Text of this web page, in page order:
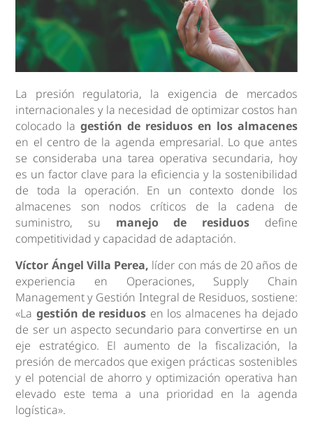
La presión regulatoria, la exigencia de mercados
internacionales y la necesidad de optimizar costos han
colocado lagestión de residuos en los almacenes
en el centro de la agenda empresarial. Lo que antes
se consideraba una tarea operativa secundaria, hoy
es un factor clave para la eficiencia y la sostenibilidad
de toda la operación. En un contexto donde los
almacenes son nodos críticos de la cadena de
suministro, su manejo de residuosdefine
competitividad y capacidad de adaptación.
Víctor Ángel Villa Perea, líder con más de 20 años de
experiencia en Operaciones, Supply Chain
Management y Gestión Integral de Residuos, sostiene:
«La gestión de residuos en los almacenes ha dejado
de ser un aspecto secundario para convertirse en un
eje estratégico. El aumento de la fiscalización, la
presión de mercados que exigen prácticas sostenibles
y el potencial de ahorro y optimización operativa han
elevado este tema a una prioridad en la agenda
logística».